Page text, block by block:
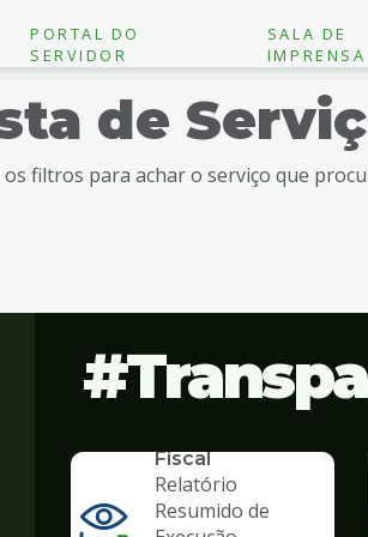
PORTAL DO
SERVIDOR
SALA DE
IMPRENSA
de
os filtros para achar o serviço que
SERVICO
Fiscal
Relatório
Resumido de